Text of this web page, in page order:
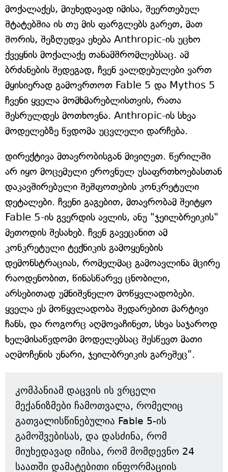
მოქალაქეს, მიუხედავად იმისა, შეერთებულ
შტატებშია ის თუ მის ფარგლებს გარეთ, მათ
შორის, შეზღუდვა ეხება Anthropic-ის უცხო
ქვეყნის მოქალაქე თანამშრომლებსაც. ამ
ბრძანების შედეგად, ჩვენ ვალდებულები ვართ
მყისიერად გამოვრთოთ Fable 5 და Mythos 5
ჩვენი ყველა მომხმარებლისთვის, რათა
შესრულდეს მოთხოვნა. Anthropic-ის სხვა
მოდელებზე წვდომა უცვლელი დარჩება.
დირექტივა მთავრობისგან მივიღეთ. წერილში
არ იყო მოცემული ეროვნულ უსაფრთხოებასთან
დაკავშირებული შეშფოთების კონკრეტული
დეტალები. ჩვენი გაგებით, მთავრობამ შეიტყო
Fable 5-ის გვერდის ავლის, ანუ "ჯეილბრეიკის"
მეთოდის შესახებ. ჩვენ გავეცანით ამ
კონკრეტული ტექნიკის გამოყენების
დემონსტრაციას, რომელმაც გამოავლინა მცირე
რაოდენობით, წინასწარვე ცნობილი,
არსებითად უმნიშვნელო მოწყვლადობები.
ყველა ეს მოწყვლადობა შედარებით მარტივი
ჩანს, და როგორც აღმოვაჩინეთ, სხვა საჯაროდ
ხელმისაწვდომი მოდელებსაც შესწევთ მათი
აღმოჩენის უნარი, ჯეილბრეიკის გარეშეც".
კომპანიამ დაცვის ის ვრცელი
მექანიზმები ჩამოთვალა, რომელიც
გათვალისწინებულია Fable 5-ის
გამოშვებისას, და დასძინა, რომ
მიუხედავად იმისა, რომ მომდევნო 24
საათში დამატებითი ინფორმაციის